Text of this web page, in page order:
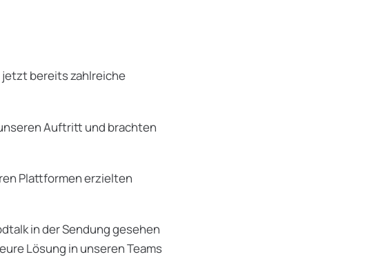
jetzt bereits zahlreiche
Auftritt und brachten
Plattformen erzielten
in der Sendung gesehen
Lösung in unseren Teams